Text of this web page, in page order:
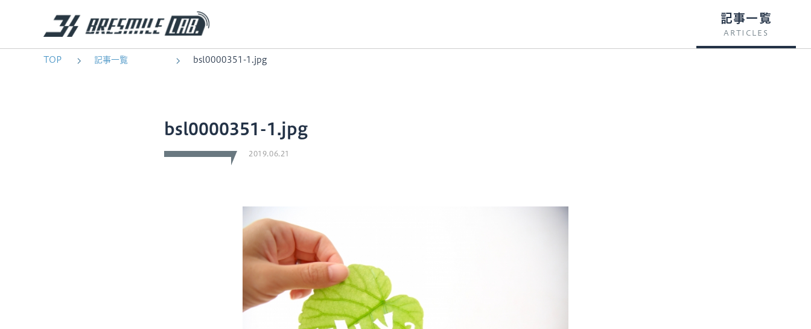
記事一覧
ARTICLES
TOP 記事一覧 bsl0000351-1.jpg
bsl0000351-1.jpg
2019.06.21